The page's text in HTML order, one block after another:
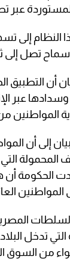
إلى
تصل إلى
أن
عبر
المواطنين
إلى أن
المحمولة
الحكومة أن
المواطنين
من السوق